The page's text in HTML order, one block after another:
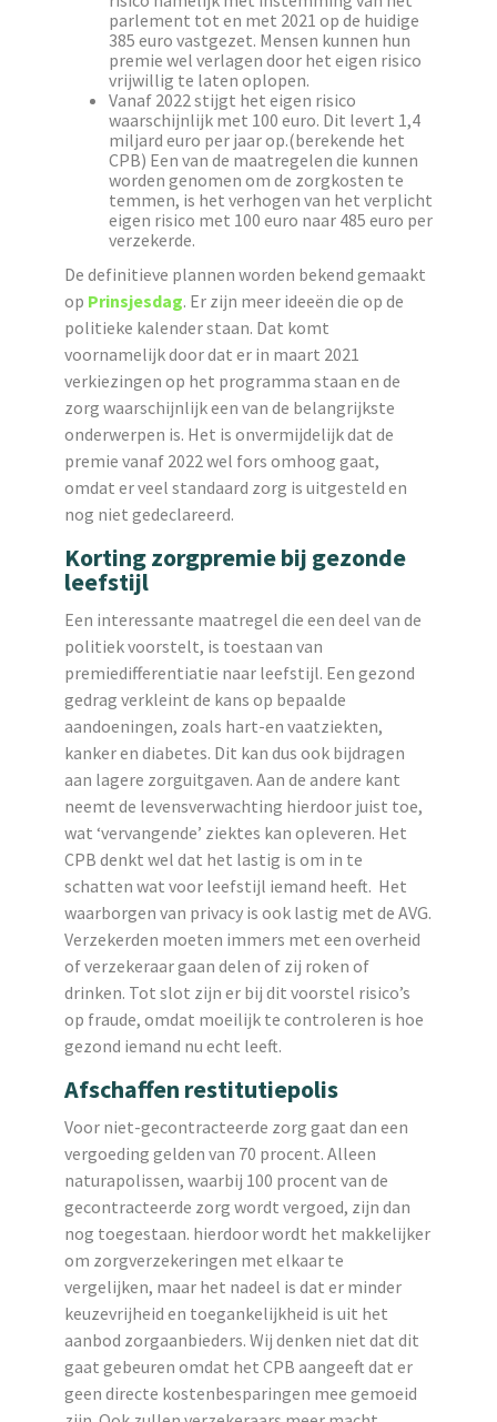
parlement tot en met 2021 op de huidige
385 euro vastgezet. Mensen kunnen hun
premie wel verlagen door het eigen risico
vrijwillig te laten oplopen.
Vanaf 2022 stijgt het eigen risico
waarschijnlijk met 100 euro. Dit levert 1,4
miljard euro per jaar op.(berekende het
CPB) Een van de maatregelen die kunnen
worden genomen om de zorgkosten te
temmen, is het verhogen van het verplicht
eigen risico met 100 euro naar 485 euro per
verzekerde.
De definitieve plannen worden bekend gemaakt
op Prinsjesdag. Er zijn meer ideeën die op de
politieke kalender staan. Dat komt
voornamelijk door dat er in maart 2021
verkiezingen op het programma staan en de
zorg waarschijnlijk een van de belangrijkste
onderwerpen is. Het is onvermijdelijk dat de
premie vanaf 2022 wel fors omhoog gaat,
omdat er veel standaard zorg is uitgesteld en
nog niet gedeclareerd.
Korting zorgpremie bij gezonde
leefstijl
Een interessante maatregel die een deel van de
politiek voorstelt, is toestaan van
premiedifferentiatie naar leefstijl. Een gezond
gedrag verkleint de kans op bepaalde
aandoeningen, zoals hart-en vaatziekten,
kanker en diabetes. Dit kan dus ook bijdragen
aan lagere zorguitgaven. Aan de andere kant
neemt de levensverwachting hierdoor juist toe,
wat ‘vervangende’ ziektes kan opleveren. Het
CPB denkt wel dat het lastig is om in te
schatten wat voor leefstijl iemand heeft. Het
waarborgen van privacy is ook lastig met de AVG.
Verzekerden moeten immers met een overheid
of verzekeraar gaan delen of zij roken of
drinken. Tot slot zijn er bij dit voorstel risico’s
op fraude, omdat moeilijk te controleren is hoe
gezond iemand nu echt leeft.
Afschaffen restitutiepolis
Voor niet-gecontracteerde zorg gaat dan een
vergoeding gelden van 70 procent. Alleen
naturapolissen, waarbij 100 procent van de
gecontracteerde zorg wordt vergoed, zijn dan
nog toegestaan. hierdoor wordt het makkelijker
om zorgverzekeringen met elkaar te
vergelijken, maar het nadeel is dat er minder
keuzevrijheid en toegankelijkheid is uit het
aanbod zorgaanbieders. Wij denken niet dat dit
gaat gebeuren omdat het CPB aangeeft dat er
geen directe kostenbesparingen mee gemoeid